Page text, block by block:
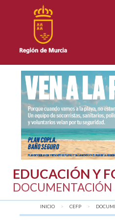
EDUCACIÓN Y
DOCUMENTACIÓN
INICIO CEFP